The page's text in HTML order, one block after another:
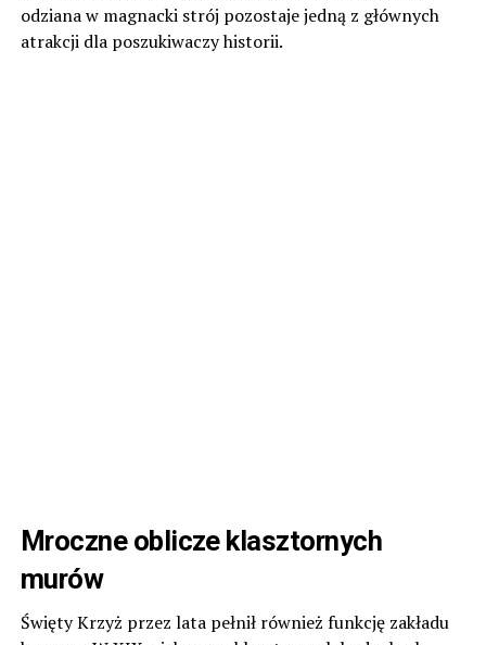
odziana w magnacki strój pozostaje jedną z głównych
atrakcji dla poszukiwaczy historii.
Mroczne oblicze klasztornych
murów
Święty Krzyż przez lata pełnił również funkcję zakładu